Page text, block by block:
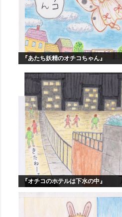
『あたち妖精のオチコちゃん』
『オチコのホテルは下水の中』